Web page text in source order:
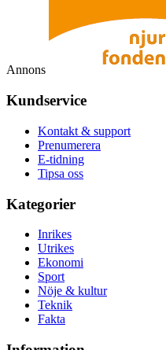
Annons
Kundservice
Kontakt & support
Prenumerera
E-tidning
Tipsa oss
Kategorier
Inrikes
Utrikes
Ekonomi
Sport
Nöje & kultur
Teknik
Fakta